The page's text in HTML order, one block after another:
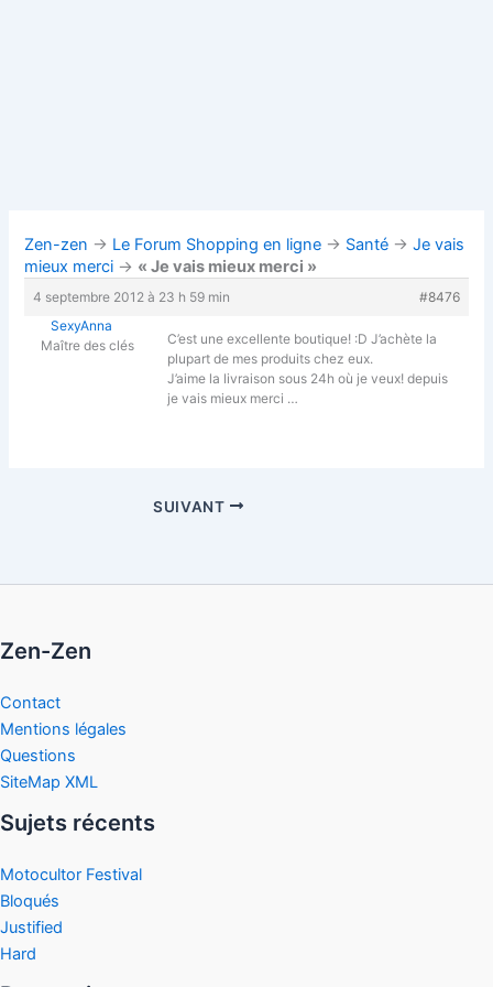
Zen-zen → Le Forum Shopping en ligne → Santé →Je vais
mieux merci → « Je vais mieux merci »
4 septembre 2012 à 23 h 59 min
#8476
SexyAnna
Maître des clés
C’est une excellente boutique! :D J’achète la
plupart de mes produits chez eux.
J’aime la livraison sous 24h où je veux! depuis
je vais mieux merci …
SUIVANT
Zen-Zen
Contact
Mentions légales
Questions
SiteMap XML
Sujets récents
Motocultor Festival
Bloqués
Justified
Hard